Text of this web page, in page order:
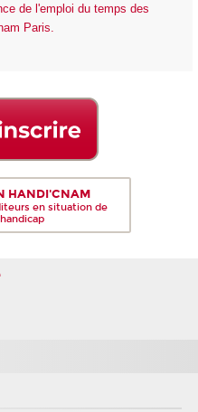
de l'emploi du temps des
Paris.
HANDI'CNAM
en situation de
handicap